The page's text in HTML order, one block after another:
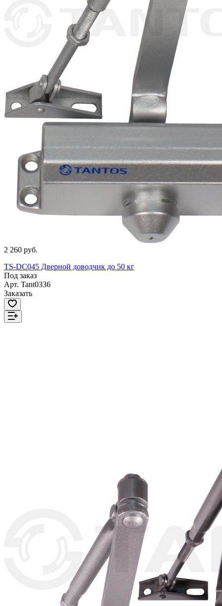
2 260 руб.
TS-DC045 Дверной доводчик до 50 кг
Под заказ
Арт. Tant0336
Заказать